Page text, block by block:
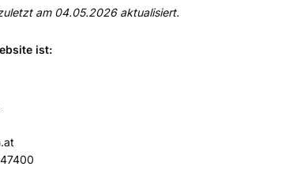
am 04.05.2026 aktualisiert.
ist: